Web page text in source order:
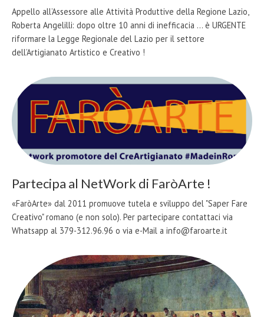
Appello all’Assessore alle Attività Produttive della Regione Lazio,
Roberta Angelilli: dopo oltre 10 anni di inefficacia ... è URGENTE
riformare la Legge Regionale del Lazio per il settore
dell’Artigianato Artistico e Creativo !
Partecipa al NetWork di FaròArte !
«FaròArte» dal 2011 promuove tutela e sviluppo del "Saper Fare
Creativo" romano (e non solo). Per partecipare contattaci via
Whatsapp al 379-312.96.96 o via e-Mail a info@faroarte.it